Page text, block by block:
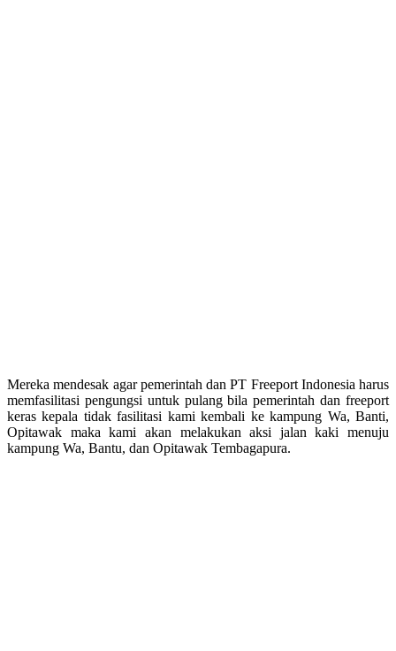
Mereka mendesak agar pemerintah dan PT Freeport Indonesia harus
memfasilitasi pengungsi untuk pulang bila pemerintah dan freeport
keras kepala tidak fasilitasi kami kembali ke kampung Wa, Banti,
Opitawak maka kami akan melakukan aksi jalan kaki menuju
kampung Wa, Bantu, dan Opitawak Tembagapura.